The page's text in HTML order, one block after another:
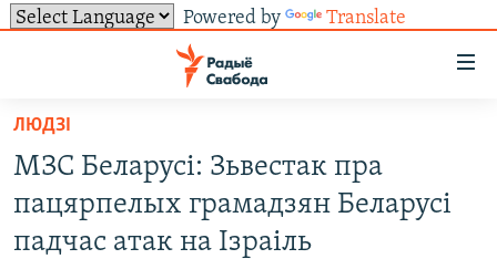
Powered by Translate
ўнівэрсальнага
доступу
Перайсьці
да
галоўнага
зьместу
ТОЛЬКІ НА СВАБОДЗЕ
СУВЯЗЬ
ЛЮДЗІ
МЗС Беларусі: Зьвестак пра
пацярпелых грамадзян Беларусі
падчас атак на Ізраіль